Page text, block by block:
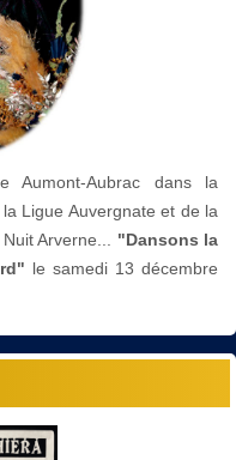
Aumont-Aubrac dans la
Ligue Auvergnate et de la
Arverne... "Dansons la
le samedi 13 décembre